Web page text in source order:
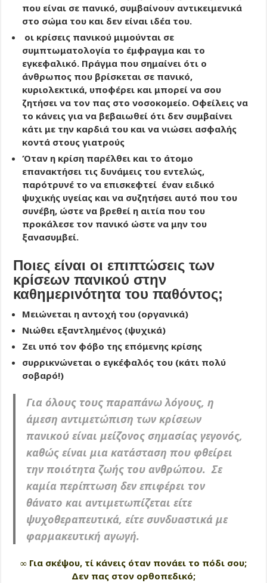
που είναι σε πανικό, συμβαίνουν αντικειμενικά
στο σώμα του και δεν είναι ιδέα του.
οι κρίσεις πανικού μιμούνται σε
συμπτωματολογία το έμφραγμα και το
εγκεφαλικό. Πράγμα που σημαίνει ότι ο
άνθρωπος που βρίσκεται σε πανικό,
κυριολεκτικά, υποφέρει και μπορεί να σου
ζητήσει να τον πας στο νοσοκομείο. Οφείλεις να
το κάνεις για να βεβαιωθεί ότι δεν συμβαίνει
κάτι με την καρδιά του και να νιώσει ασφαλής
κοντά στους γιατρούς
Όταν η κρίση παρέλθει και το άτομο
επανακτήσει τις δυνάμεις του εντελώς,
παρότρυνέ το να επισκεφτεί έναν ειδικό
ψυχικής υγείας και να συζητήσει αυτό που του
συνέβη, ώστε να βρεθεί η αιτία που του
προκάλεσε τον πανικό ώστε να μην του
ξανασυμβεί.
Ποιες είναι οι επιπτώσεις των
κρίσεων πανικού στην
καθημερινότητα του παθόντος;
Μειώνεται η αντοχή του (οργανικά)
Νιώθει εξαντλημένος (ψυχικά)
Ζει υπό τον φόβο της επόμενης κρίσης
συρρικνώνεται ο εγκέφαλός του (κάτι πολύ
σοβαρό!)
Για όλους τους παραπάνω λόγους, η
άμεση αντιμετώπιση των κρίσεων
πανικού είναι μείζονος σημασίας γεγονός,
καθώς είναι μια κατάσταση που φθείρει
την ποιότητα ζωής του ανθρώπου. Σε
καμία περίπτωση δεν επιφέρει τον
θάνατο και αντιμετωπίζεται είτε
ψυχοθεραπευτικά, είτε συνδυαστικά με
φαρμακευτική αγωγή.
∞ Για σκέψου, τί κάνεις όταν πονάει το πόδι σου;
Δεν πας στον ορθοπεδικό;